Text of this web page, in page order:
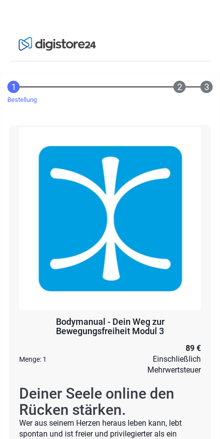
Bestellung
Bodymanual - Dein Weg zur
Bewegungsfreiheit Modul 3
Menge: 1
89 €
Einschließlich
Mehrwertsteuer
Deiner Seele online den
Rücken stärken.
Wer aus seinem Herzen heraus leben kann, lebt
spontan und ist freier und privilegierter als ein